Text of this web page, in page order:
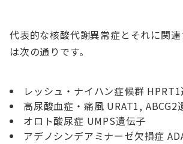
代表的な核酸代謝異常症とそれに関
は次の通りです。
レッシュ・ナイハン症候群
高尿酸血症・痛風 URAT1, ABCG2
オロト酸尿症 UMPS遺伝子
アデノシンデアミナーゼ欠損症